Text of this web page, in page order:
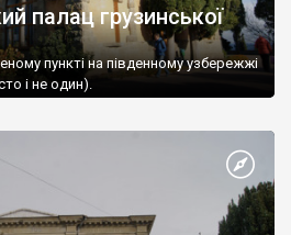
палац грузинської
пункті на південному узбережжі
і не один).